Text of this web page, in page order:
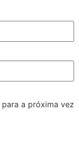
a próxima vez